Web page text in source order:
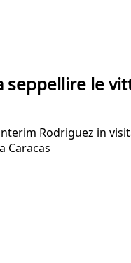
seppellire le
Rodriguez in
Caracas